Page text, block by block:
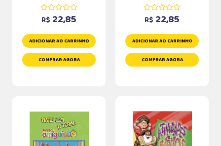
R$ 22,85
ADICIONAR AO CARRINHO
COMPRAR AGORA
R$ 22,85
ADICIONAR AO CARRINHO
COMPRAR AGORA